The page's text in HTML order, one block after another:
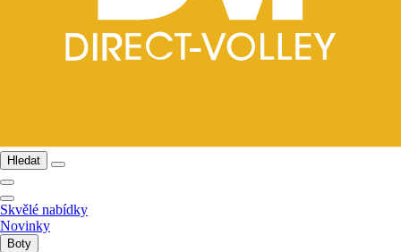
Hledat
Skvělé nabídky
Novinky
Boty